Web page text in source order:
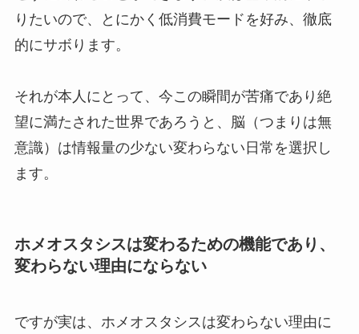
りたいので、とにかく低消費モードを好み、徹底
的にサボります。
それが本人にとって、今この瞬間が苦痛であり絶
望に満たされた世界であろうと、脳（つまりは無
意識）は情報量の少ない変わらない日常を選択し
ます。
ホメオスタシスは変わるための機能であり、
変わらない理由にならない
ですが実は、ホメオスタシスは変わらない理由に